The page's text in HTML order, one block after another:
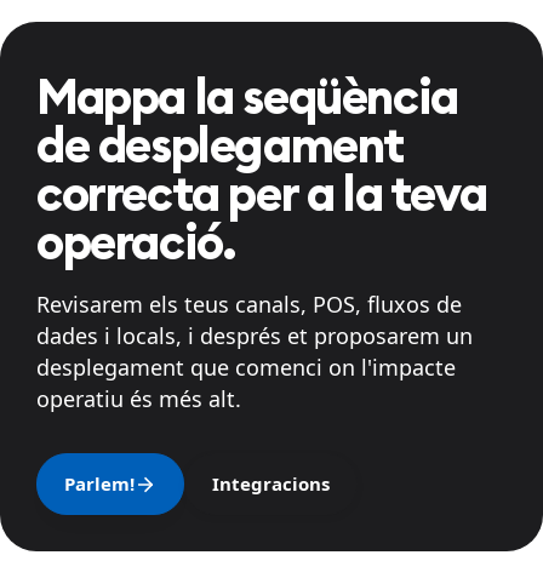
Mappa la seqüència
de desplegament
correcta per a la teva
operació.
Revisarem els teus canals, POS, fluxos de
dades i locals, i després et proposarem un
desplegament que comenci on l'impacte
operatiu és més alt.
Parlem! Integracions